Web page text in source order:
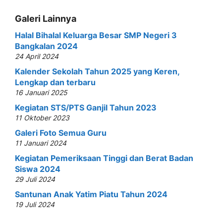
Galeri Lainnya
Halal Bihalal Keluarga Besar SMP Negeri 3
Bangkalan 2024
24 April 2024
Kalender Sekolah Tahun 2025 yang Keren,
Lengkap dan terbaru
16 Januari 2025
Kegiatan STS/PTS Ganjil Tahun 2023
11 Oktober 2023
Galeri Foto Semua Guru
11 Januari 2024
Kegiatan Pemeriksaan Tinggi dan Berat Badan
Siswa 2024
29 Juli 2024
Santunan Anak Yatim Piatu Tahun 2024
19 Juli 2024